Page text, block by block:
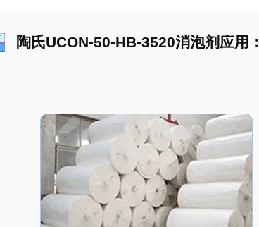
陶氏UCON-50-HB-3520消泡剂应用：